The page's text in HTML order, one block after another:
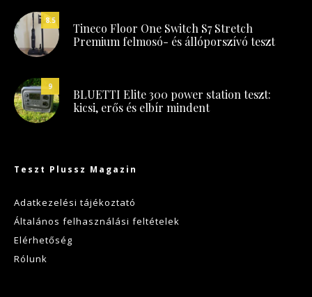
8.5
Tineco Floor One Switch S7 Stretch
Premium felmosó- és állóporszívó teszt
9
BLUETTI Elite 300 power station teszt:
kicsi, erős és elbír mindent
Teszt Plussz Magazin
Adatkezelési tájékoztató
Általános felhasználási feltételek
Elérhetőség
Rólunk